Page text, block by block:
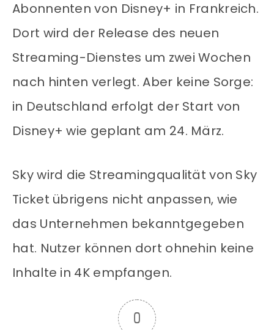
Abonnenten von Disney+ in Frankreich.
Dort wird der Release des neuen
Streaming-Dienstes um zwei Wochen
nach hinten verlegt. Aber keine Sorge:
in Deutschland erfolgt der Start von
Disney+ wie geplant am 24. März.
Sky wird die Streamingqualität von Sky
Ticket übrigens nicht anpassen, wie
das Unternehmen bekanntgegeben
hat. Nutzer können dort ohnehin keine
Inhalte in 4K empfangen.
0